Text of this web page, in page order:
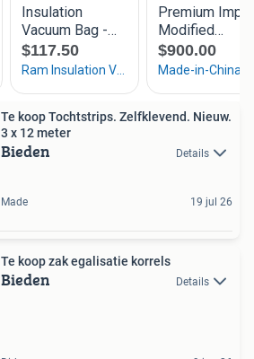
Te koop Tochtstrips. Zelfklevend. Nieuw.
3 x 12 meter
Bieden Details
Made 19 jul 26
Te koop zak egalisatie korrels
Bieden Details